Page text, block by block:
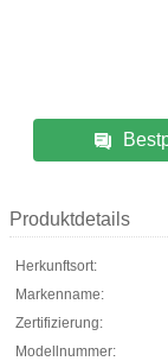
Produktdetails
Herkunftsort:
Markenname:
Zertifizierung:
Modellnummer: